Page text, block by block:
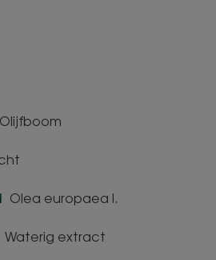
Olijfboom
Olea europaea l.
Waterig extract